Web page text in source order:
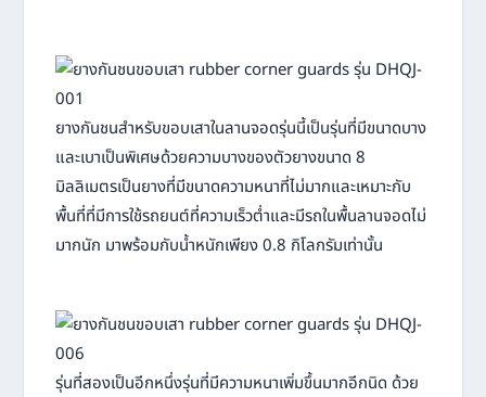
ยางกันชนสำหรับขอบเสาในลานจอดรุ่นนี้เป็นรุ่นที่มีขนาดบาง
และเบาเป็นพิเศษด้วยความบางของตัวยางขนาด 8
มิลลิเมตรเป็นยางที่มีขนาดความหนาที่ไม่มากและเหมาะกับ
พื้นที่ที่มีการใช้รถยนต์ที่ความเร็วต่ำและมีรถในพื้นลานจอดไม่
มากนัก มาพร้อมกับน้ำหนักเพียง 0.8 กิโลกรัมเท่านั้น
รุ่นที่สองเป็นอีกหนึ่งรุ่นที่มีความหนาเพิ่มขึ้นมากอีกนิด ด้วย